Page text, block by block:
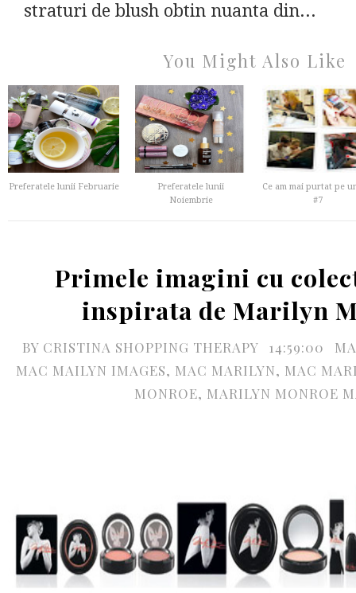
straturi de blush obtin nuanta din...
You Might Also Like
Preferatele lunii Februarie
Preferatele lunii
Noiembrie
Ce am mai purtat pe
#7
Primele imagini cu
inspirata de Marilyn
BY CRISTINA SHOPPING THERAPY 14:59:00
MAC MAILYN IMAGES, MAC MARILYN, MAC
MONROE, MARILYN MONROE